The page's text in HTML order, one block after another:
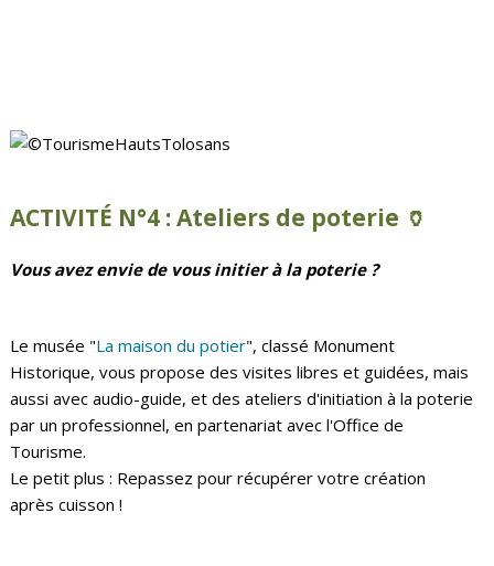
ACTIVITÉ N°4 :Ateliers de poterie 🏺
Vous avez envie de vous initier à la poterie ?
Le musée "La maison du potier", classé Monument
Historique, vous propose des visites libres et guidées, mais
aussi avec audio-guide, et des ateliers d'initiation à la poterie
par un professionnel, en partenariat avec l'Office de
Tourisme.
Le petit plus : Repassez pour récupérer votre création
après cuisson !